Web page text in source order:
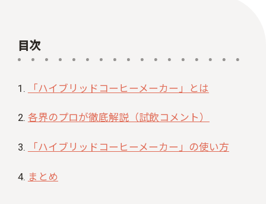
目次
「ハイブリッドコーヒーメーカー」とは
各界のプロが徹底解説（試飲コメント）
「ハイブリッドコーヒーメーカー」の使い方
まとめ